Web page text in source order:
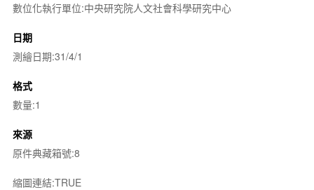
數位化執行單位:中央研究院人文社會科學研究中心
日期
測繪日期:31/4/1
格式
數量:1
來源
原件典藏箱號:8
縮圖連結:TRUE